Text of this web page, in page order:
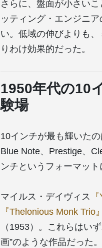
さらに、盤面が小さい
ッティング・エンジニ
い。低域の伸びよりも
りわけ効果的だった。
1950年代の10
験場
10インチが最も輝いた
Blue Note、Prestige、
ンチというフォーマット
マイルス・デイヴィス
『Thelonious Monk Trio』
（1953）。これらはい
画”のような作品だった。